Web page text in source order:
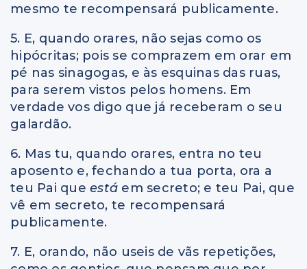
mesmo te recompensará publicamente.
5. E, quando orares, não sejas como os
hipócritas; pois se comprazem em orar em
pé nas sinagogas, e às esquinas das ruas,
para serem vistos pelos homens. Em
verdade vos digo que já receberam o seu
galardão.
6. Mas tu, quando orares, entra no teu
aposento e, fechando a tua porta, ora a
teu Pai que está em secreto; e teu Pai, que
vê em secreto, te recompensará
publicamente.
7. E, orando, não useis de vãs repetições,